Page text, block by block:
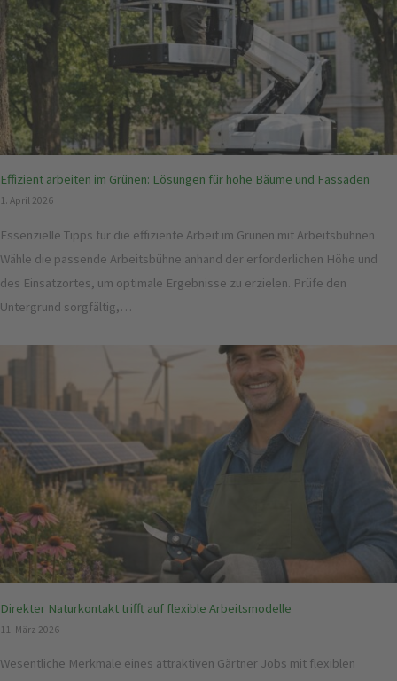
Effizient arbeiten im Grünen: Lösungen für hohe Bäume und Fassaden
1. April 2026
Essenzielle Tipps für die effiziente Arbeit im Grünen mit Arbeitsbühnen
Wähle die passende Arbeitsbühne anhand der erforderlichen Höhe und
des Einsatzortes, um optimale Ergebnisse zu erzielen. Prüfe den
Untergrund sorgfältig,…
Direkter Naturkontakt trifft auf flexible Arbeitsmodelle
11. März 2026
Wesentliche Merkmale eines attraktiven Gärtner Jobs mit flexiblen